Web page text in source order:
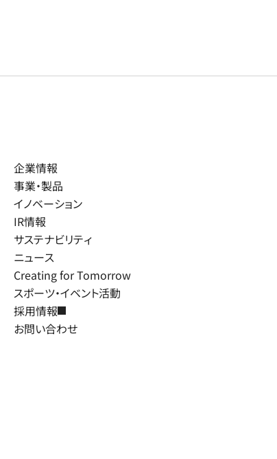
企業情報
事業・製品
イノベーション
IR情報
サステナビリティ
ニュース
Creating for Tomorrow
スポーツ・イベント活動
採用情報
お問い合わせ